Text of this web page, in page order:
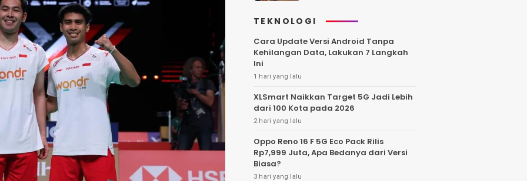
TEKNOLOGI
Cara Update Versi Android Tanpa
Kehilangan Data, Lakukan 7 Langkah
Ini
1 hari yang lalu
XLSmart Naikkan Target 5G Jadi Lebih
dari 100 Kota pada 2026
2 hari yang lalu
Oppo Reno 16 F 5G Eco Pack Rilis
Rp7,999 Juta, Apa Bedanya dari Versi
Biasa?
3 hari yang lalu